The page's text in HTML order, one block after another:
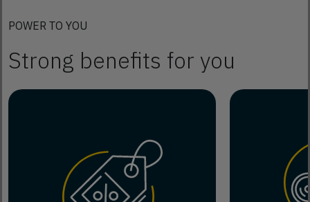
POWER TO YOU
Strong benefits for you